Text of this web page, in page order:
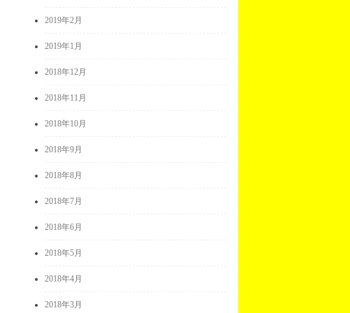
2019年2月
2019年1月
2018年12月
2018年11月
2018年10月
2018年9月
2018年8月
2018年7月
2018年6月
2018年5月
2018年4月
2018年3月